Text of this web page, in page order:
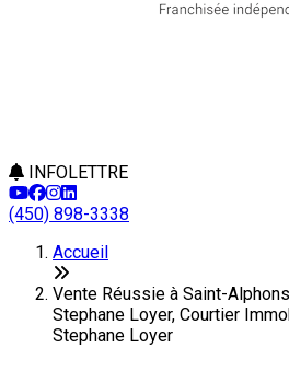
INFOLETTRE
(450) 898-3338
Accueil
Vente Réussie à Saint-
Stephane Loyer, Courtier
Stephane Loyer